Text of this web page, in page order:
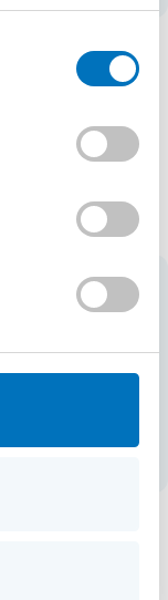
Hitta hit
Hitta hit